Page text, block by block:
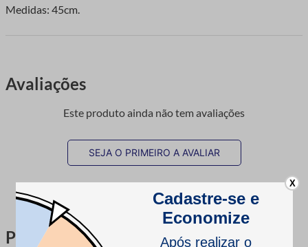
Medidas: 45cm.
Avaliações
Este produto ainda não tem avaliações
SEJA O PRIMEIRO A AVALIAR
Perguntas & respostas
X